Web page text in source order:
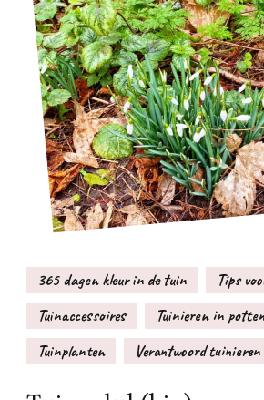
365 dagen kleur in de tuin
Tips
Tuinaccessoires
Tuinieren in potten
Tuinplanten
Verantwoord tuinieren